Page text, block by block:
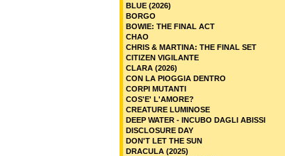
BLUE (2026)
BORGO
BOWIE: THE FINAL ACT
CHAO
CHRIS & MARTINA: THE FINAL SET
CITIZEN VIGILANTE
CLARA (2026)
CON LA PIOGGIA DENTRO
CORPI MUTANTI
COS'E' L'AMORE?
CREATURE LUMINOSE
DEEP WATER - INCUBO DAGLI ABISSI
DISCLOSURE DAY
DON'T LET THE SUN
DRACULA (2025)